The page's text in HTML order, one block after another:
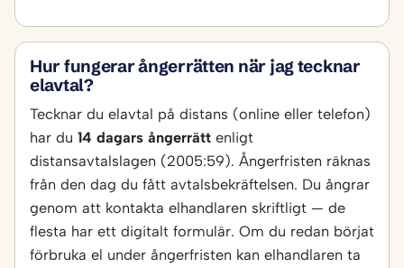
Hur fungerar ångerrätten när jag tecknar
elavtal?
Tecknar du elavtal på distans (online eller telefon)
har du 14 dagars ångerrätt enligt
distansavtalslagen (2005:59). Ångerfristen räknas
från den dag du fått avtalsbekräftelsen. Du ångrar
genom att kontakta elhandlaren skriftligt — de
flesta har ett digitalt formulär. Om du redan börjat
förbruka el under ångerfristen kan elhandlaren ta